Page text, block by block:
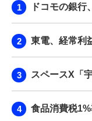
ドコモの銀行
東電、経常利
スペースX「
食品消費税